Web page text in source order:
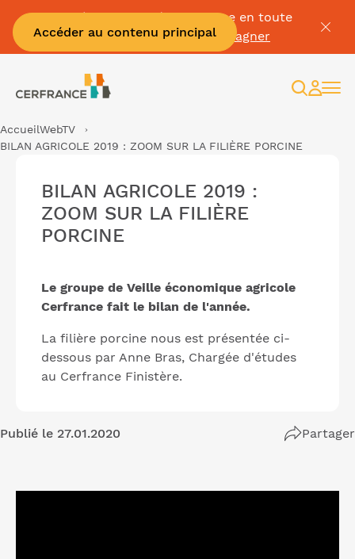
Accéder au contenu principal
Passez à la facture électronique en toute
sérénité :Je me fais accompagner
AccueilWebTV
BILAN AGRICOLE 2019 : ZOOM SUR LA FILIÈRE PORCINE
BILAN AGRICOLE 2019 :
ZOOM SUR LA FILIÈRE
PORCINE
Le groupe de Veille économique agricole
Cerfrance fait le bilan de l'année.
La filière porcine nous est présentée ci-
dessous par Anne Bras, Chargée d'études
au Cerfrance Finistère.
Publié le 27.01.2020 Partager